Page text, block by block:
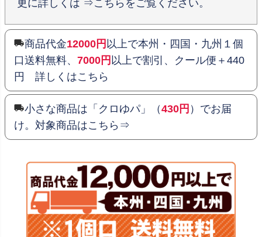
更に詳しくは ⇒こちらをご覧ください。
商品代金12000円 以上で本州・四国・九州１個
口送料無料、 7000円 以上で割引、クール便＋440
円 詳しくはこちら
小さな商品は「クロゆパ」（430円 ）でお届
け。対象商品はこちら⇒